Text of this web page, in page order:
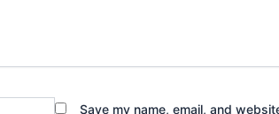
Save my name, email, and